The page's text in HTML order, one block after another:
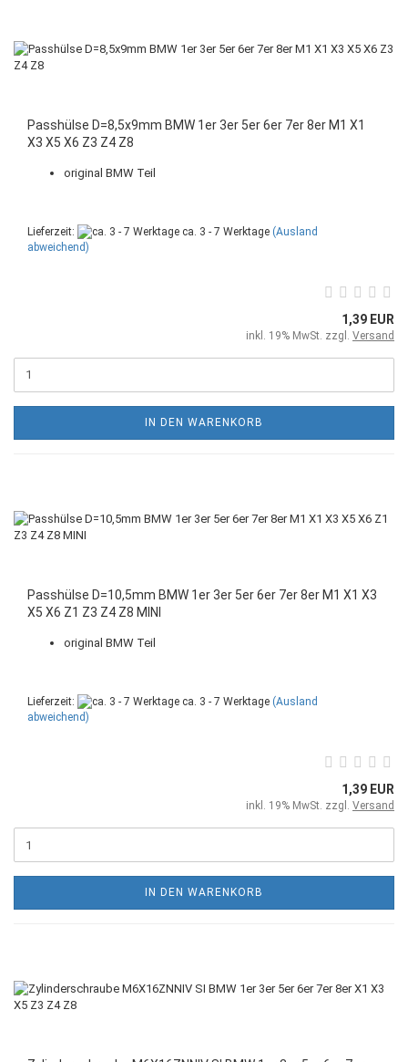
Passhülse D=8,5x9mm BMW 1er 3er 5er 6er 7er 8er M1 X1
X3 X5 X6 Z3 Z4 Z8
original BMW Teil
Lieferzeit: ca. 3 - 7 Werktage (Ausland
abweichend)
1,39 EUR
inkl. 19% MwSt. zzgl. Versand
IN DEN WARENKORB
Passhülse D=10,5mm BMW 1er 3er 5er 6er 7er 8er M1 X1 X3
X5 X6 Z1 Z3 Z4 Z8 MINI
original BMW Teil
Lieferzeit: ca. 3 - 7 Werktage (Ausland
abweichend)
1,39 EUR
inkl. 19% MwSt. zzgl. Versand
IN DEN WARENKORB